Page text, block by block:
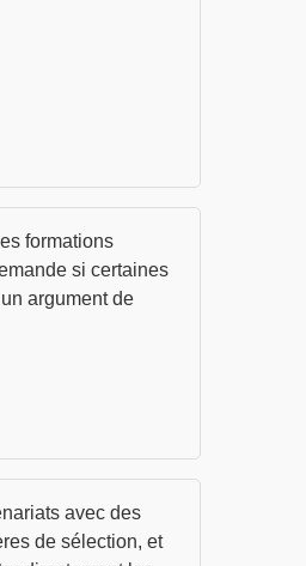
formations
si certaines
argument de
avec des
de sélection, et